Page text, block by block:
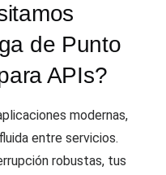
de Punto
APIs?
modernas,
entre servicios.
robustas, tus